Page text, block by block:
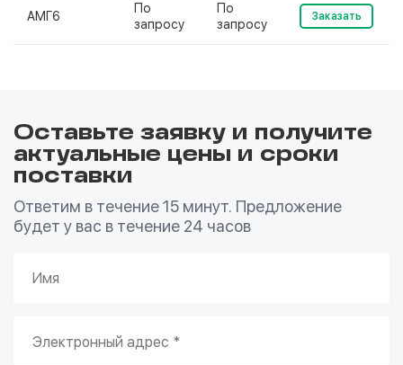
АМГ6
По
запросу
По
запросу
Заказать
Оставьте заявку и получите
актуальные цены и сроки
поставки
Ответим в течение 15 минут. Предложение
будет у вас в течение 24 часов